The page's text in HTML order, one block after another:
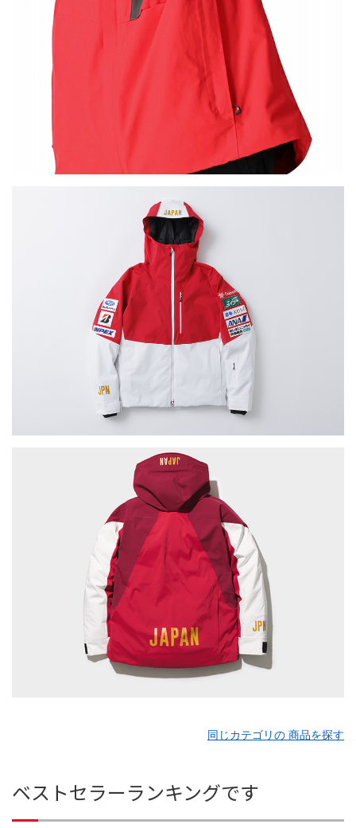
同じカテゴリの 商品を探す
ベストセラーランキングです